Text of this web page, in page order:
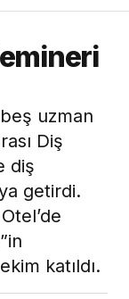
beş uzman
Diş
diş
getirdi.
katıldı.